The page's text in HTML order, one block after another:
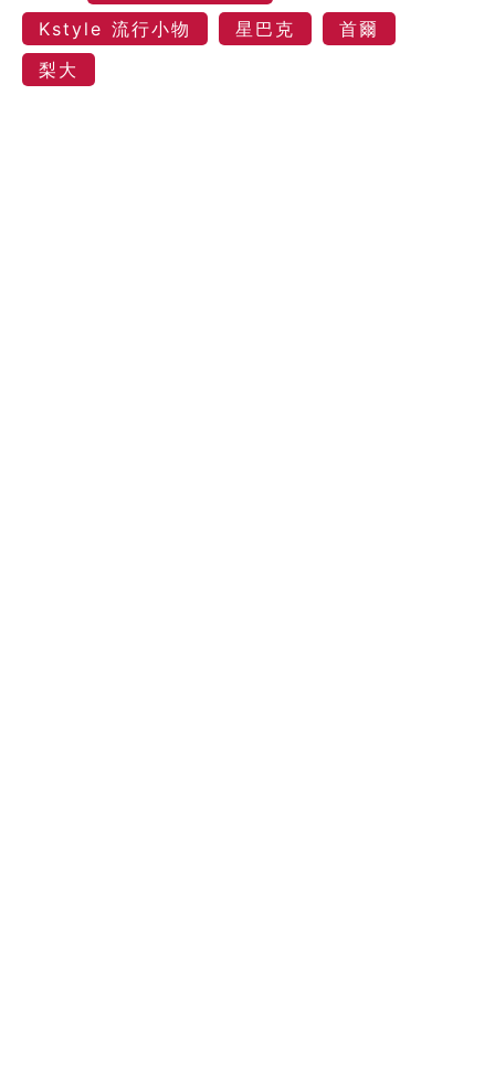
Kstyle 流行小物
星巴克
首爾
梨大